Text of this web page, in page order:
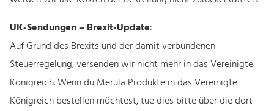
UK-Sendungen – Brexit-Update:
Auf Grund des Brexits und der damit verbundenen
Steuerregelung, versenden wir nicht mehr in das Vereinigte
Königreich. Wenn du Merula Produkte in das Vereinigte
Königreich bestellen möchtest, tue dies bitte über die dort